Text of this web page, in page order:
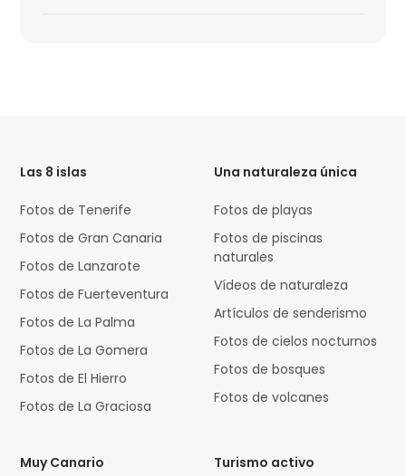
Las 8 islas
Fotos de Tenerife
Fotos de Gran Canaria
Fotos de Lanzarote
Fotos de Fuerteventura
Fotos de La Palma
Fotos de La Gomera
Fotos de El Hierro
Fotos de La Graciosa
Una naturaleza única
Fotos de playas
Fotos de piscinas
naturales
Vídeos de naturaleza
Artículos de senderismo
Fotos de cielos nocturnos
Fotos de bosques
Fotos de volcanes
Muy Canario Turismo activo